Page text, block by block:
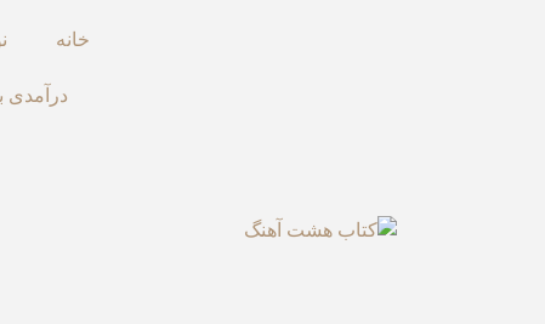
خانه
درآمدی